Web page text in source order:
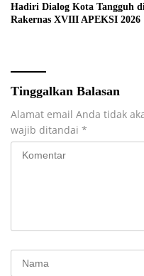
Hadiri Dialog Kota Tangguh di
Rakernas XVIII APEKSI 2026
Tinggalkan Balasan
Alamat email Anda tidak
wajib ditandai *